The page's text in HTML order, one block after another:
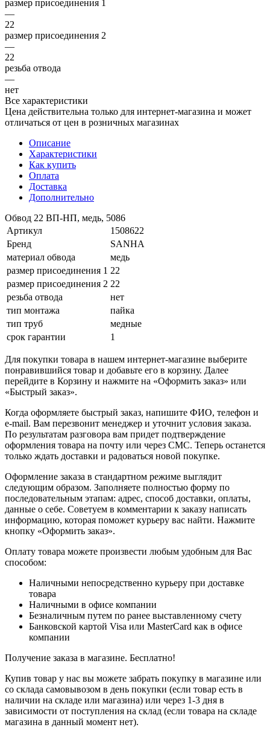
размер присоединения 1
—
22
размер присоединения 2
—
22
резьба отвода
—
нет
Все характеристики
Цена действительна только для интернет-магазина и может
отличаться от цен в розничных магазинах
Описание
Характеристики
Как купить
Оплата
Доставка
Дополнительно
Обвод 22 ВП-НП, медь, 5086
Артикул
1508622
Бренд
SANHA
материал обвода
медь
размер присоединения 1 22
размер присоединения 2 22
резьба отвода
нет
тип монтажа
пайка
тип труб
медные
срок гарантии
1
Для покупки товара в нашем интернет-магазине выберите
понравившийся товар и добавьте его в корзину. Далее
перейдите в Корзину и нажмите на «Оформить заказ» или
«Быстрый заказ».
Когда оформляете быстрый заказ, напишите ФИО, телефон и
e-mail. Вам перезвонит менеджер и уточнит условия заказа.
По результатам разговора вам придет подтверждение
оформления товара на почту или через СМС. Теперь останется
только ждать доставки и радоваться новой покупке.
Оформление заказа в стандартном режиме выглядит
следующим образом. Заполняете полностью форму по
последовательным этапам: адрес, способ доставки, оплаты,
данные о себе. Советуем в комментарии к заказу написать
информацию, которая поможет курьеру вас найти. Нажмите
кнопку «Оформить заказ».
Оплату товара можете произвести любым удобным для Вас
способом:
Наличными непосредственно курьеру при доставке
товара
Наличными в офисе компании
Безналичным путем по ранее выставленному счету
Банковской картой Visa или MasterCard как в офисе
компании
Получение заказа в магазине. Бесплатно!
Купив товар у нас вы можете забрать покупку в магазине или
со склада самовывозом в день покупки (если товар есть в
наличии на складе или магазина) или через 1-3 дня в
зависимости от поступления на склад (если товара на складе
магазина в данный момент нет).